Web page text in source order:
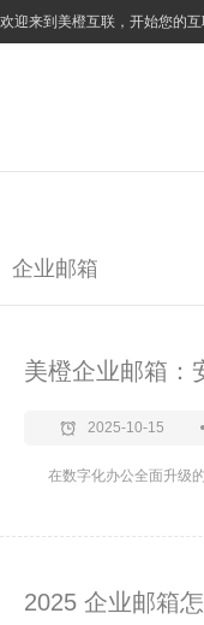
欢迎来到美橙互联，开始您的互
企业邮箱
美橙企业邮箱：
2025-10-15
在数字化办公全面升级
2025 企业邮箱